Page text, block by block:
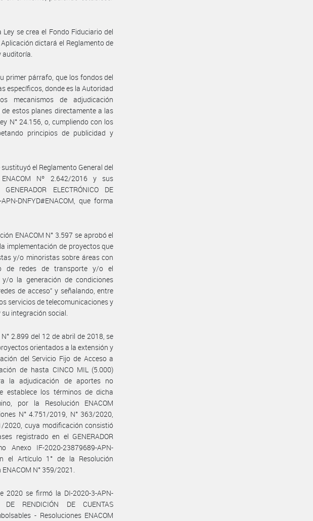
se crea el Fondo Fiduciario del
dictará el Reglamento de
auditoría.
primer párrafo, que los fondos del
específicos, donde es la Autoridad
mecanismos de adjudicación
estos planes directamente a las
N° 24.156, o, cumpliendo con los
principios de publicidad y
el Reglamento General del
Nº 2.642/2016 y sus
ELECTRÓNICO DE
DNFYD#ENACOM, que forma
ENACOM N° 3.597 se aprobó el
implementación de proyectos que
y/o minoristas sobre áreas con
de redes de transporte y/o el
o la generación de condiciones
de acceso” y señalando, entre
servicios de telecomunicaciones y
integración social.
2.899 del 12 de abril de 2018, se
orientados a la extensión y
del Servicio Fijo de Acceso a
de hasta CINCO MIL (5.000)
la adjudicación de aportes no
establece los términos de dicha
por la Resolución ENACOM
N° 4.751/2019, N° 363/2020,
2020, cuya modificación consistió
registrado en el GENERADOR
Anexo IF-2020-23879689-APN-
el Artículo 1° de la Resolución
N° 359/2021.
2020 se firmó la DI-2020-3-APN-
DE RENDICIÓN DE CUENTAS
- Resoluciones ENACOM